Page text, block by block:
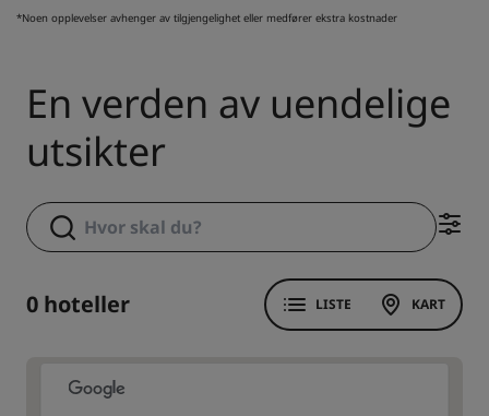
*Noen opplevelser avhenger av tilgjengelighet eller medfører ekstra kostnader
En verden av uendelige
utsikter
0 hoteller LISTE KART